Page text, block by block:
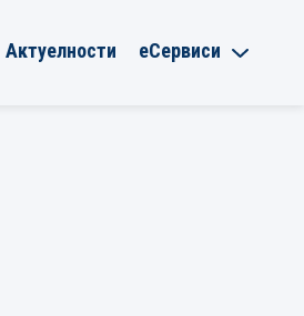
Актуелности еСервиси